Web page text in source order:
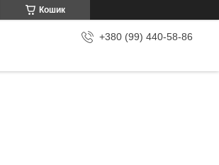
Кошик
+380 (99) 440-58-86